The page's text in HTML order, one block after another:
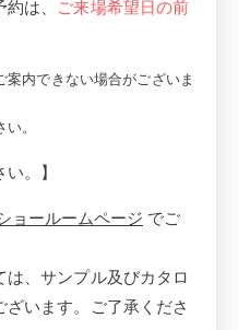
は、
ご来場希望日の前
内できない場合がございま
。
。】
ョールームページ でご
、サンプル及びカタロ
います。ご了承くださ